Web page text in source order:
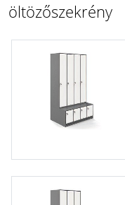
öltözőszekrény